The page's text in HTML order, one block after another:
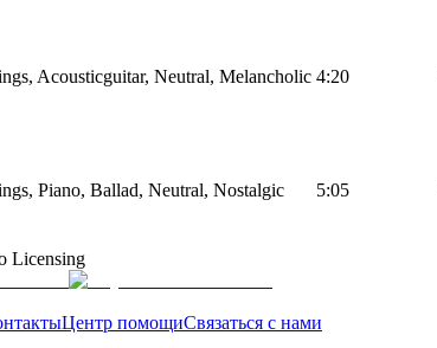
Acousticguitar, Neutral, Melancholic 4:20
Piano, Ballad, Neutral, Nostalgic 5:05
Licensing
Центр помощиСвязаться с нами